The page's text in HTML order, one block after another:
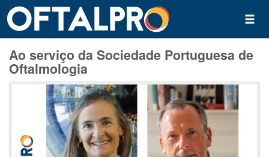
Ao serviço da Sociedade Portuguesa de
Oftalmologia